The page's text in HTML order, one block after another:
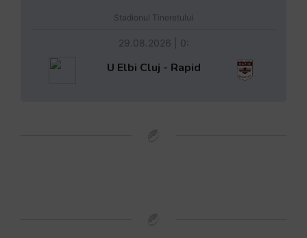
Stadionul Tineretului
29.08.2026 | 0:
U Elbi Cluj - Rapid